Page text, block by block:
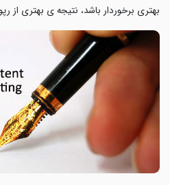
بهتری برخوردار باشد، نتیجه ی بهتری از